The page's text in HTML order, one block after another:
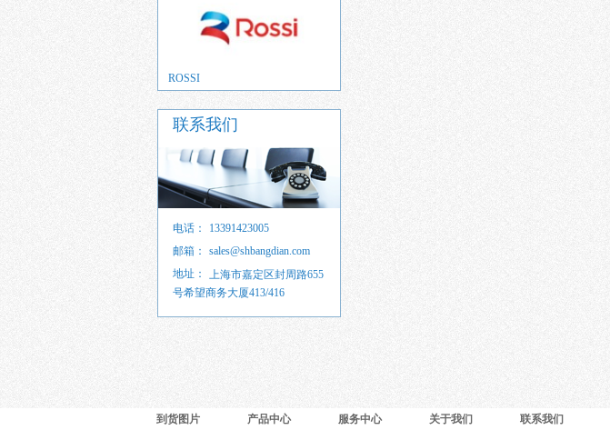
HPI
联系我们
电话：
13391423005
邮箱：
sales@shbangdian.com
sales@shbangdian.com
sales@shbangdian.com
地址：
上海市嘉定区封周路655
号希望商务大厦413/416
到货图片 产品中心 服务中心 关于我们 联系我们